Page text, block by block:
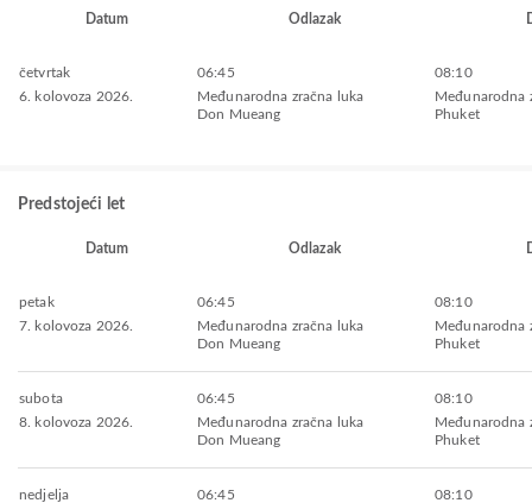
Datum Odlazak
četvrtak
6. kolovoza 2026.
06:45
Međunarodna zračna luka
Don Mueang
08:10
Međunarodna
Phuket
Predstojeći let
Datum Odlazak
petak
7. kolovoza 2026.
06:45
Međunarodna zračna luka
Don Mueang
08:10
Međunarodna
Phuket
subota
8. kolovoza 2026.
06:45
Međunarodna zračna luka
Don Mueang
08:10
Međunarodna
Phuket
nedjelja
06:45
08:10